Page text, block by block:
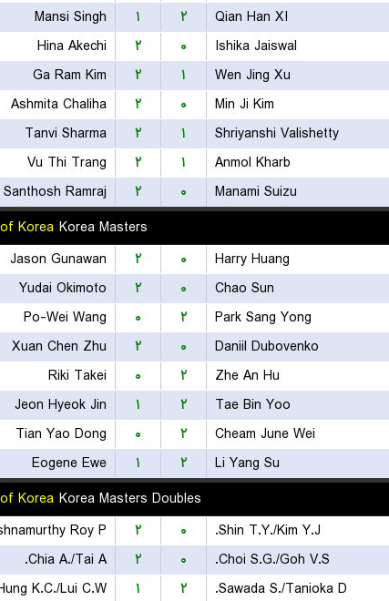
Mansi Singh
۱ ۲ Qian Han XI
Hina Akechi
۲ ۰ Ishika Jaiswal
Ga Ram Kim
۲ ۱ Wen Jing Xu
Ashmita Chaliha
۲ ۰ Min Ji Kim
Tanvi Sharma
۲ ۱ Shriyanshi Valishetty
Vu Thi Trang
۲ ۱ Anmol Kharb
۲ ۰ Manami Suizu
Korea Korea Masters
Jason Gunawan
۲ ۰ Harry Huang
Yudai Okimoto
۲ ۰ Chao Sun
Po-Wei Wang
۰ ۲ Park Sang Yong
Xuan Chen Zhu
۲ ۰ Daniil Dubovenko
Riki Takei
۰ ۲ Zhe An Hu
Jeon Hyeok Jin
۱ ۲ Tae Bin Yoo
Tian Yao Dong
۰ ۲ Cheam June Wei
Eogene Ewe
۱ ۲ Li Yang Su
Korea Korea Masters Doubles
۲ ۰ Shin T.Y./Kim Y.J.
Chia A./Tai A.
۲ ۰ Choi S.G./Goh V.S.
K.C./Lui C.W.
۱ ۲ Sawada S./Tanioka D.